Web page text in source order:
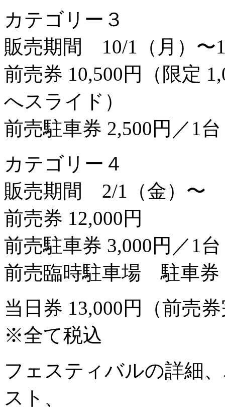
カテゴリー３
販売期間 10/1（月）〜
前売券 10,500円（限定
へスライド）
前売駐車券 2,500円／1台
カテゴリー４
販売期間 2/1（金）〜
前売券 12,000円
前売駐車券 3,000円／1台
前売臨時駐車場 駐車
当日券 13,000円（前売
※全て税込
フェスティバルの詳細
スト、